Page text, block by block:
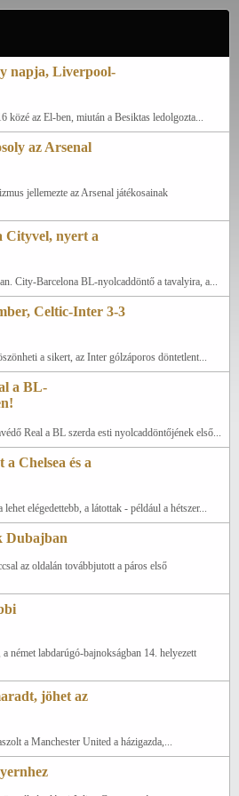
napja, Liverpool-
közé az El-ben, miután a Besiktas ledolgozta...
az Arsenal
jellemezte az Arsenal játékosainak
Cityvel, nyert a
City-Barcelona BL-nyolcaddöntő a tavalyira, a...
Celtic-Inter 3-3
a sikert, az Inter gólzáporos döntetlent...
a BL-
Real a BL szerda esti nyolcaddöntőjének első...
Chelsea és a
elégedettebb, a látottak - például a hétszer...
Dubajban
az oldalán továbbjutott a páros első
német labdarúgó-bajnokságban 14. helyezett
jöhet az
a Manchester United a házigazda,...